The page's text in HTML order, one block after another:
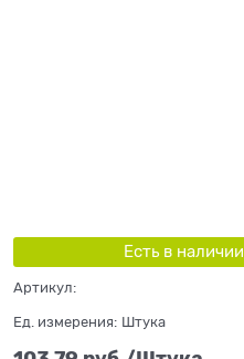
Есть в наличии
Артикул:
Ед. измерения: Штука